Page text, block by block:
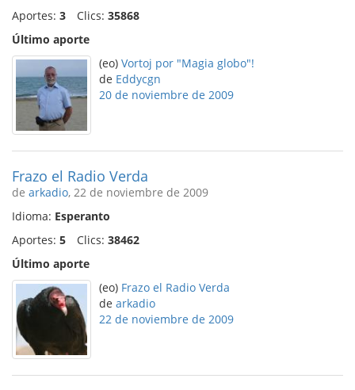
Aportes: 3 Clics: 35868
Último aporte
(eo) Vortoj por "Magia globo"!
de Eddycgn
20 de noviembre de 2009
Frazo el Radio Verda
de arkadio, 22 de noviembre de 2009
Idioma: Esperanto
Aportes: 5 Clics: 38462
Último aporte
(eo) Frazo el Radio Verda
de arkadio
22 de noviembre de 2009